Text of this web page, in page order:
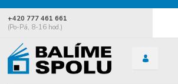
+420 777 461 661
(Po-Pá, 8-16 hod.)